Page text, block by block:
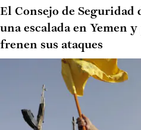
El Consejo de Seguridad
una escalada en Yemen
frenen sus ataques